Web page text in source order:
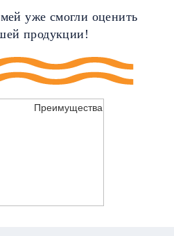
уже смогли оценить
продукции!